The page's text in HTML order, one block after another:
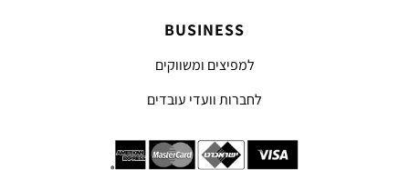
BUSINESS
למפיצים ומשווקים
לחברות וועדי עובדים